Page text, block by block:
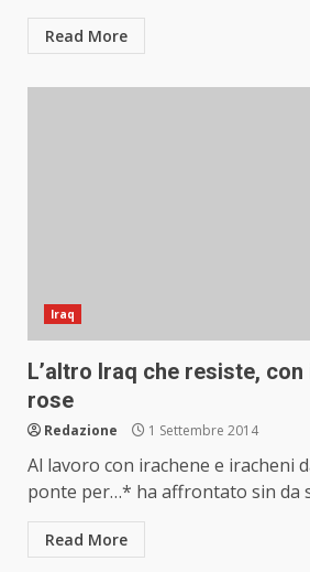
Read More
Iraq
L’altro Iraq che resiste, con
rose
Redazione 1 Settembre 2014
Al lavoro con irachene e iracheni
ponte per…* ha affrontato sin da
Read More